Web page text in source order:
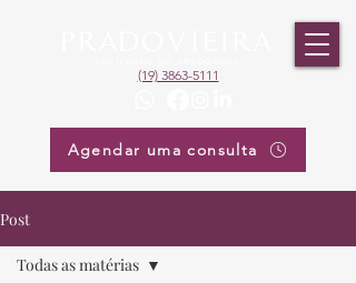
(19) 3863-5111
Agendar uma consulta
Post
Todas as matérias